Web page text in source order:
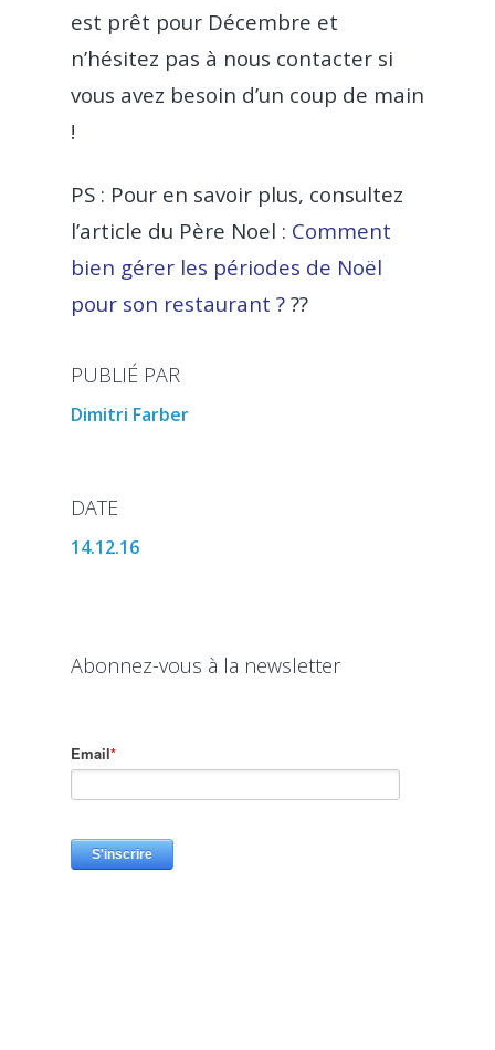
est prêt pour Décembre et
n’hésitez pas à nous contacter si
vous avez besoin d’un coup de main
!
PS : Pour en savoir plus, consultez
l’article du Père Noel : Comment
bien gérer les périodes de Noël
pour son restaurant ? ??
PUBLIÉ PAR
Dimitri Farber
DATE
14.12.16
Abonnez-vous à la newsletter
CBD shop